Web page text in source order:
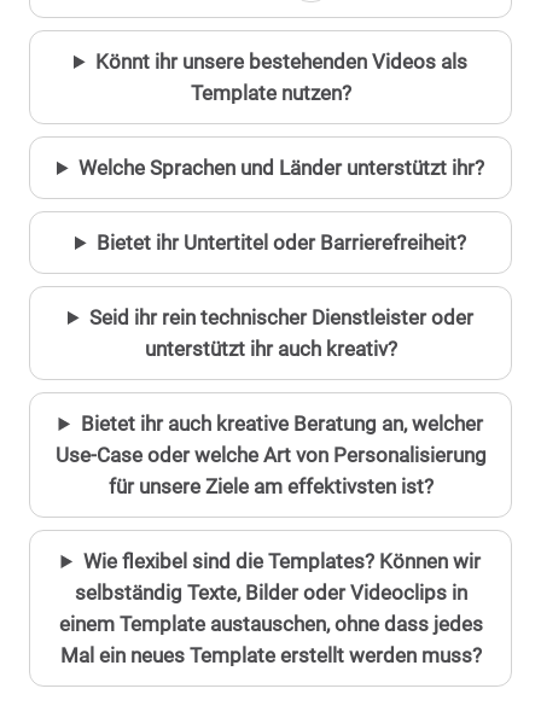
Könnt ihr unsere bestehenden Videos als
Template nutzen?
Welche Sprachen und Länder unterstützt ihr?
Bietet ihr Untertitel oder Barrierefreiheit?
Seid ihr rein technischer Dienstleister oder
unterstützt ihr auch kreativ?
Bietet ihr auch kreative Beratung an, welcher
Use-Case oder welche Art von Personalisierung
für unsere Ziele am effektivsten ist?
Wie flexibel sind die Templates? Können wir
selbständig Texte, Bilder oder Videoclips in
einem Template austauschen, ohne dass jedes
Mal ein neues Template erstellt werden muss?